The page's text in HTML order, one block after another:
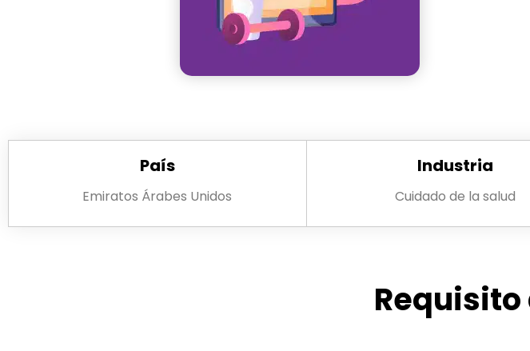
País
Emiratos Árabes Unidos
Industria
Cuidado de la salud